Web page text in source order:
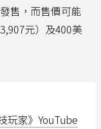
售，而售價可能
元）及400美
玩家》YouTube